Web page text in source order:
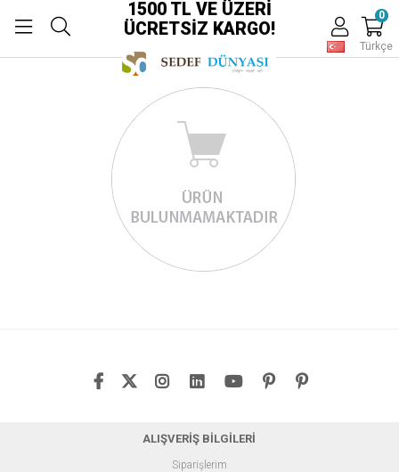
1500 TL VE ÜZERİ
ÜCRETSİZ KARGO!
Türkçe
0
ALIŞVERİŞ BİLGİLERİ
Siparişlerim